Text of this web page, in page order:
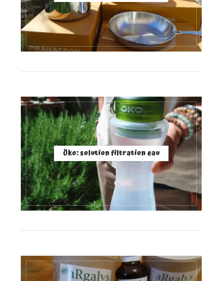
Öko: solution filtration eau